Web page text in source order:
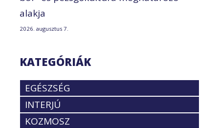
alakja
2026. augusztus 7.
KATEGÓRIÁK
EGÉSZSÉG
INTERJÚ
KOZMOSZ